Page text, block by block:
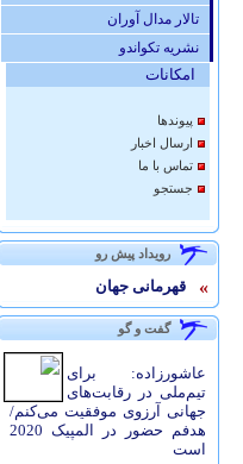
تالار مدال آوران
نشريه تكواندو
امكانات
پيوندها
ارسال اخبار
تماس با ما
جستجو
رويداد پيش رو
قهرمانی جهان »
گفت و گو
عاشورزاده: برای
تیم‌ملی در رقابت‌های
جهانی آرزوی موفقیت می‌کنم/
هدفم حضور در المپیک 2020
است